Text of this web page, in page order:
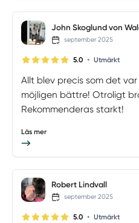
John Skoglund von
september 2025
5.0 • Utmärkt
Allt blev precis som det
möjligen bättre! Otroligt
Rekommenderas starkt!
Läs mer
Robert Lindvall
september 2025
5.0 • Utmärkt